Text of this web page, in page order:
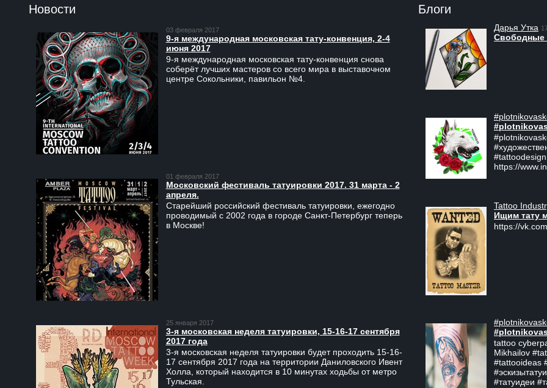
Новости
03 февраля 2017
9-я международная московская тату-конвенция, 2-4
июня 2017
9-я международная московская тату-конвенция снова
соберёт лучших мастеров со всего мира в выставочном
центре Сокольники, павильон №4.
01 февраля 2017
Московский фестиваль татуировки 2017. 31 марта - 2
апреля.
Старейший российский фестиваль татуировки, ежегодно
проводимый с 2002 года в городе Санкт-Петербург теперь
в Москве!
25 января 2017
3-я московская неделя татуировки, 15-16-17 сентября
2017 года
3-я московская неделя татуировки будет проходить 15-16-
17 сентября 2017 года на территории Даниловского Ивент
Холла, который находится в 10 минутах ходьбы от метро
Тульская.
Блоги
Дарья Утка
Свободные
https://
Tattoo
Ищим тату
https://
tattoo
Mikhailov
#tattooideas
#татуидеи